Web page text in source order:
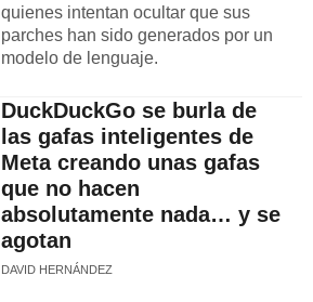
quienes intentan ocultar que sus
parches han sido generados por un
modelo de lenguaje.
DuckDuckGo se burla de
las gafas inteligentes de
Meta creando unas gafas
que no hacen
absolutamente nada… y se
agotan
DAVID HERNÁNDEZ